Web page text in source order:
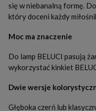
się w niebanalną formę.
który doceni każdy
Moc ma znaczenie
Do lamp BELUCI pasują
wykorzystać kinkiet
Dwie wersje
Głęboka czerń lub